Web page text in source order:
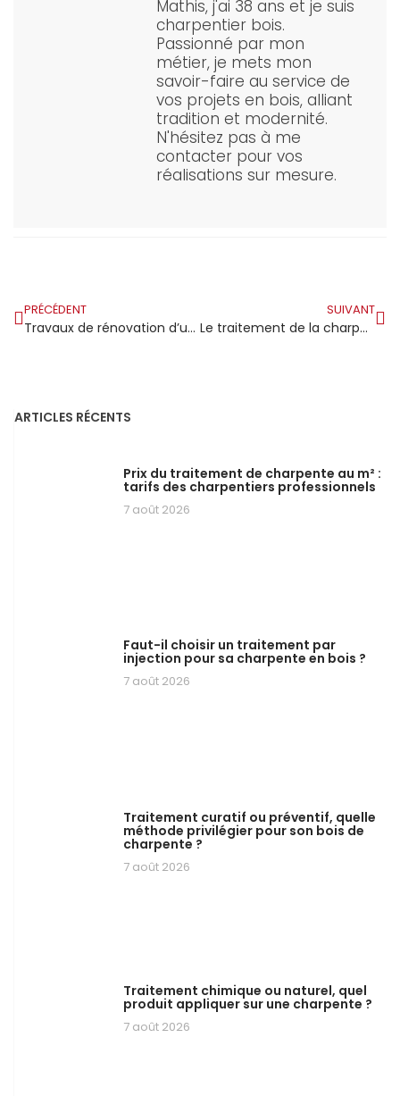
Mathis, j'ai 38 ans et je suis
charpentier bois.
Passionné par mon
métier, je mets mon
savoir-faire au service de
vos projets en bois, alliant
tradition et modernité.
N'hésitez pas à me
contacter pour vos
réalisations sur mesure.
PRÉCÉDENT
Travaux de rénovation d’une charpente
SUIVANT
Le traitement de la charpente
ARTICLES RÉCENTS
Prix du traitement de charpente au m² :
tarifs des charpentiers professionnels
7 août 2026
Faut-il choisir un traitement par
injection pour sa charpente en bois ?
7 août 2026
Traitement curatif ou préventif, quelle
méthode privilégier pour son bois de
charpente ?
7 août 2026
Traitement chimique ou naturel, quel
produit appliquer sur une charpente ?
7 août 2026